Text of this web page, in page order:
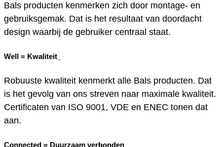
Bals producten kenmerken zich door montage- en
gebruiksgemak. Dat is het resultaat van doordacht
design waarbij de gebruiker centraal staat.
Well = Kwaliteit_
Robuuste kwaliteit kenmerkt alle Bals producten. Dat
is het gevolg van ons streven naar maximale kwaliteit.
Certificaten van ISO 9001, VDE en ENEC tonen dat
aan.
Connected = Duurzaam verbonden_